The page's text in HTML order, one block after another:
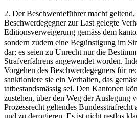
2. Der Beschwerdeführer macht geltend,
Beschwerdegegner zur Last gelegte
Editionsverweigerung gemäss dem
sondern zudem eine Begünstigung im
dar; es seien zu Unrecht nur die
Strafverfahrens angewendet worden.
Vorgehen des Beschwerdegegners für
sanktioniere sie ein Verhalten, das
tatbestandsmässig sei. Den Kantonen
zustehen, über den Weg der Auslegung
Prozessrecht geltendes Bundesstrafrecht
und zu derogieren. Es ist nicht restlos